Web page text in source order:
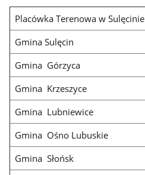
Placówka Terenowa w Sulęcinie
Gmina Sulęcin
Gmina Górzyca
Gmina Krzeszyce
Gmina Lubniewice
Gmina Ośno Lubuskie
Gmina Słońsk